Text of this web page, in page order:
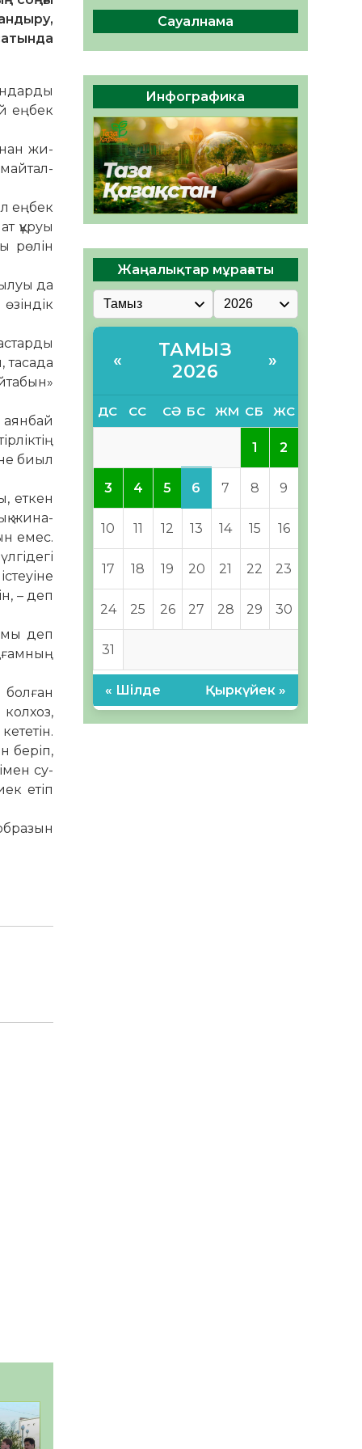
еңбек
жи­­­
май­тал­
ең­бек
құруы
рөлін
да
тасада
аянбай
биыл
ет­кен
жина­
емес.
– деп
деп
болған
бе­ріп,
су­
етіп
04.08.2026 46 0
Құрылтай: Қызылордада
1344 комиссия мүшесінің
04.08.2026
37 0
ҚҰРЫЛТАЙ САЙЛАУЫ – ЕЛ
БІРЛІГІ МЕН АЗАМАТТЫҚ
ЖАУАПКЕРШІЛІКТІҢ
КӨРІНІСІ
04.08.2026 49 0
Сауалнама
Инфографика
Жаңалықтар мұрағаты
«
ТАМЫЗ
2026
»
ДС СС СӘ БС ЖМ СБ ЖС
1 2
3 4 5 6 7 8 9
10 11 12 13 14 15 16
17 18 19 20 21 22 23
24 25 26 27 28 29 30
31
« Шілде Қыркүйек »